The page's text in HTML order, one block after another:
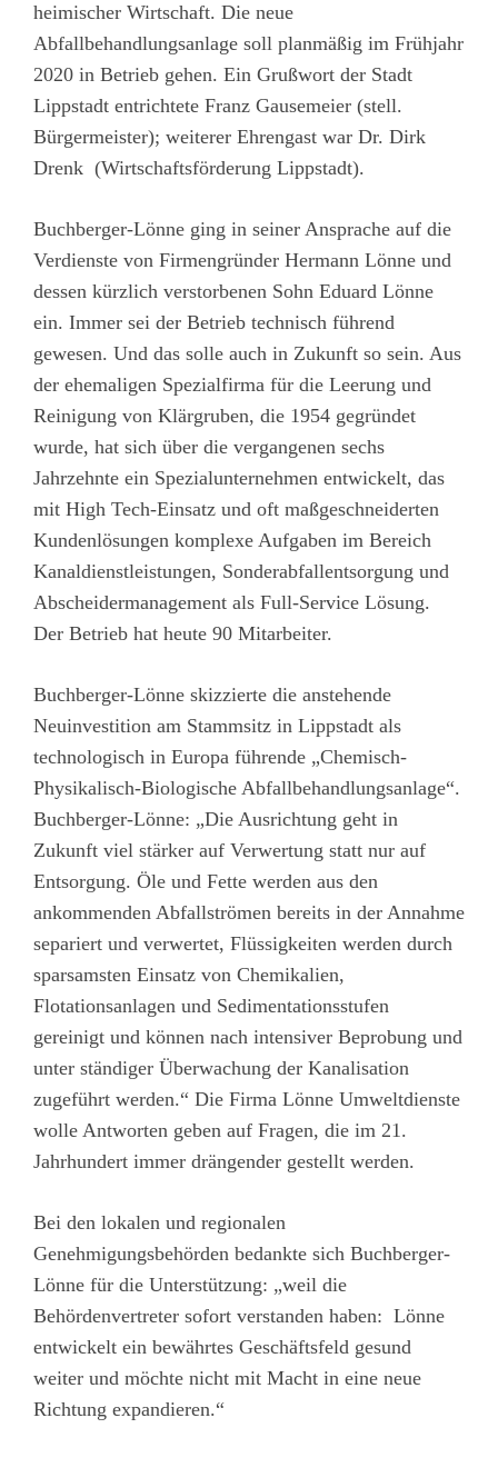
heimischer Wirtschaft. Die neue
Abfallbehandlungsanlage soll planmäßig im Frühjahr
2020 in Betrieb gehen. Ein Grußwort der Stadt
Lippstadt entrichtete Franz Gausemeier (stell.
Bürgermeister); weiterer Ehrengast war Dr. Dirk
Drenk (Wirtschaftsförderung Lippstadt).
Buchberger-Lönne ging in seiner Ansprache auf die
Verdienste von Firmengründer Hermann Lönne und
dessen kürzlich verstorbenen Sohn Eduard Lönne
ein. Immer sei der Betrieb technisch führend
gewesen. Und das solle auch in Zukunft so sein. Aus
der ehemaligen Spezialfirma für die Leerung und
Reinigung von Klärgruben, die 1954 gegründet
wurde, hat sich über die vergangenen sechs
Jahrzehnte ein Spezialunternehmen entwickelt, das
mit High Tech-Einsatz und oft maßgeschneiderten
Kundenlösungen komplexe Aufgaben im Bereich
Kanaldienstleistungen, Sonderabfallentsorgung und
Abscheidermanagement als Full-Service Lösung.
Der Betrieb hat heute 90 Mitarbeiter.
Buchberger-Lönne skizzierte die anstehende
Neuinvestition am Stammsitz in Lippstadt als
technologisch in Europa führende „Chemisch-
Physikalisch-Biologische Abfallbehandlungsanlage“.
Buchberger-Lönne: „Die Ausrichtung geht in
Zukunft viel stärker auf Verwertung statt nur auf
Entsorgung. Öle und Fette werden aus den
ankommenden Abfallströmen bereits in der Annahme
separiert und verwertet, Flüssigkeiten werden durch
sparsamsten Einsatz von Chemikalien,
Flotationsanlagen und Sedimentationsstufen
gereinigt und können nach intensiver Beprobung und
unter ständiger Überwachung der Kanalisation
zugeführt werden.“ Die Firma Lönne Umweltdienste
wolle Antworten geben auf Fragen, die im 21.
Jahrhundert immer drängender gestellt werden.
Bei den lokalen und regionalen
Genehmigungsbehörden bedankte sich Buchberger-
Lönne für die Unterstützung: „weil die
Behördenvertreter sofort verstanden haben: Lönne
entwickelt ein bewährtes Geschäftsfeld gesund
weiter und möchte nicht mit Macht in eine neue
Richtung expandieren.“